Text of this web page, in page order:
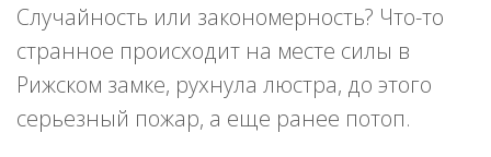
Случайность или закономерность? Что-то
странное происходит на месте силы в
Рижском замке, рухнула люстра, до этого
серьезный пожар, а еще ранее потоп.